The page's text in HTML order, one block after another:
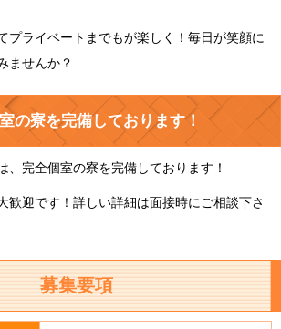
プライベートまでもが楽しく！毎日が笑顔に
ませんか？
の寮を完備しております！
、完全個室の寮を完備しております！
歓迎です！詳しい詳細は面接時にご相談下さ
募集要項